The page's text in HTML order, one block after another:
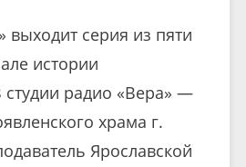
выходит серия из пяти
истории
студии радио «Вера» —
храма г.
Ярославской